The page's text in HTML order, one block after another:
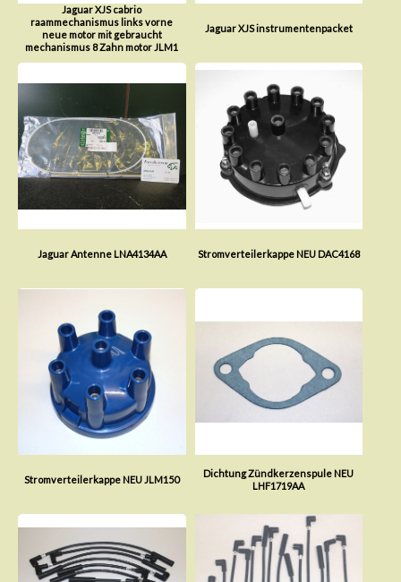
Jaguar XJS cabrio
raammechanismus links vorne
neue motor mit gebraucht
mechanismus 8 Zahn motor JLM1
Jaguar XJS instrumentenpacket
Jaguar Antenne LNA4134AA Stromverteilerkappe NEU DAC4168
Stromverteilerkappe NEU JLM150
Dichtung Zündkerzenspule NEU
LHF1719AA